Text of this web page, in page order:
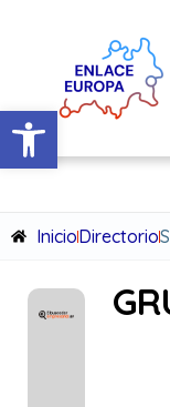
Abrir barra de
InicioDirectorio